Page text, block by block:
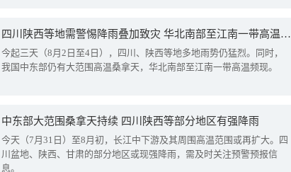
四川陕西等地需警惕降雨叠加致灾 华北南部至江南一带高温频现
今起三天（8月2日至4日），四川、陕西等地多地雨势仍猛烈。同时，
我国中东部仍有大范围高温桑拿天，华北南部至江南一带高温频现。
中东部大范围桑拿天持续 四川陕西等部分地区有强降雨
今天（7月31日）至8月初，长江中下游及其周围高温范围或再扩大。四
川盆地、陕西、甘肃的部分地区或现强降雨，需及时关注预警预报信
息。